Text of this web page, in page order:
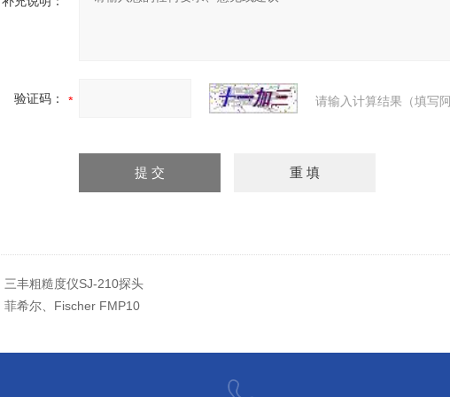
验证码： 请输入计算结果（填写
三丰粗糙度仪SJ-210探头
菲希尔、Fischer FMP10